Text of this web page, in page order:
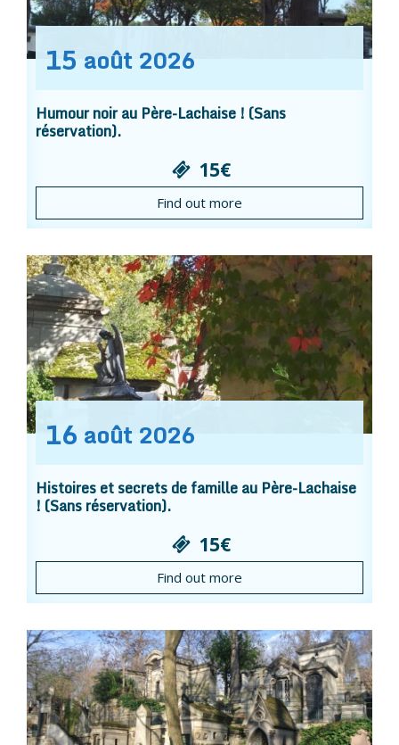
15 août 2026
Humour noir au Père-Lachaise ! (Sans
réservation).
15€
Find out more
16 août 2026
Histoires et secrets de famille au Père-Lachaise
! (Sans réservation).
15€
Find out more